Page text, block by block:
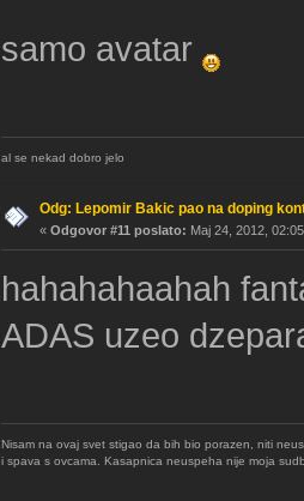
samo avatar
al se nekad dobro jelo
Odg: Lepomir Bakic pao na doping
« Odgovor #11 poslato: Maj 24, 2012,
hahahahaahah
ADAS uzeo
Nisam na ovaj svet stigao da bih bio porazen, niti
i spava s ovcama. Kasapnica neuspeha nije moja